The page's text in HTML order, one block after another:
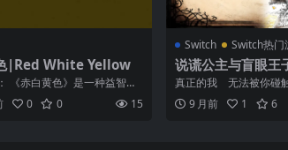
|Red White Yellow
《赤白黄色》是一种益智游
种类型的块：红色，白色和
0 0 15
Switch Switch热门
说谎公主与盲眼
Princess and
ce中文
真正的我 无法被你碰
角色是获得少女变身之
前往魔女...
9 月前 1 6